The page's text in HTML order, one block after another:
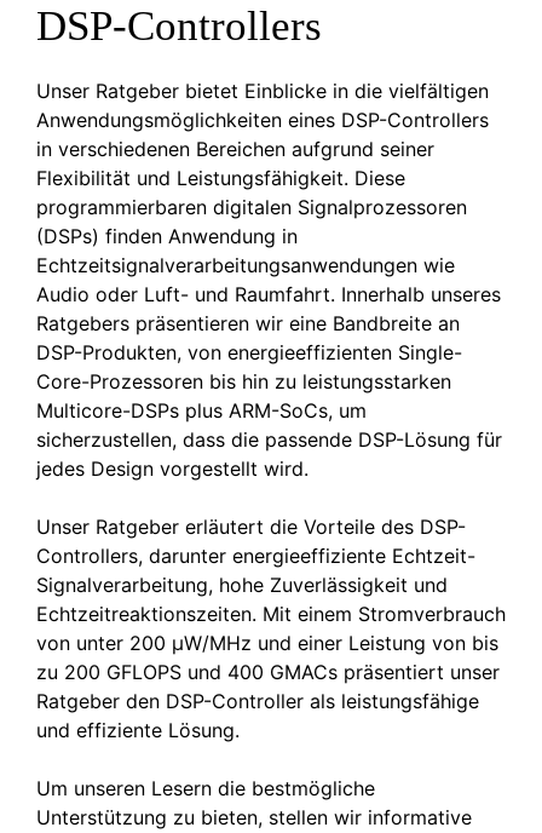
DSP-Controllers
Unser Ratgeber bietet Einblicke in die vielfältigen
Anwendungsmöglichkeiten eines DSP-Controllers
in verschiedenen Bereichen aufgrund seiner
Flexibilität und Leistungsfähigkeit. Diese
programmierbaren digitalen Signalprozessoren
(DSPs) finden Anwendung in
Echtzeitsignalverarbeitungsanwendungen wie
Audio oder Luft- und Raumfahrt. Innerhalb unseres
Ratgebers präsentieren wir eine Bandbreite an
DSP-Produkten, von energieeffizienten Single-
Core-Prozessoren bis hin zu leistungsstarken
Multicore-DSPs plus ARM-SoCs, um
sicherzustellen, dass die passende DSP-Lösung für
jedes Design vorgestellt wird.
Unser Ratgeber erläutert die Vorteile des DSP-
Controllers, darunter energieeffiziente Echtzeit-
Signalverarbeitung, hohe Zuverlässigkeit und
Echtzeitreaktionszeiten. Mit einem Stromverbrauch
von unter 200 µW/MHz und einer Leistung von bis
zu 200 GFLOPS und 400 GMACs präsentiert unser
Ratgeber den DSP-Controller als leistungsfähige
und effiziente Lösung.
Um unseren Lesern die bestmögliche
Unterstützung zu bieten, stellen wir informative